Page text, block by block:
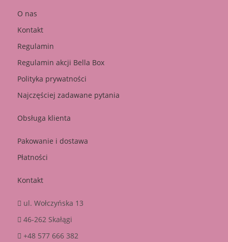
O nas
Kontakt
Regulamin
Regulamin akcji Bella Box
Polityka prywatności
Najczęściej zadawane pytania
Obsługa klienta
Pakowanie i dostawa
Płatności
Kontakt
ul. Wołczyńska 13
46-262 Skałągi
+48 577 666 382